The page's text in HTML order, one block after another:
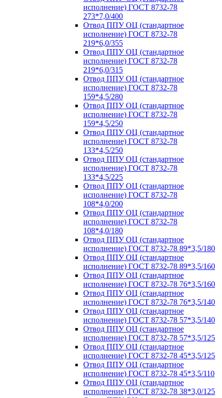
исполнение) ГОСТ 8732-78
273*7,0/400
Отвод ППУ ОЦ (стандартное
исполнение) ГОСТ 8732-78
219*6,0/355
Отвод ППУ ОЦ (стандартное
исполнение) ГОСТ 8732-78
219*6,0/315
Отвод ППУ ОЦ (стандартное
исполнение) ГОСТ 8732-78
159*4,5/280
Отвод ППУ ОЦ (стандартное
исполнение) ГОСТ 8732-78
159*4,5/250
Отвод ППУ ОЦ (стандартное
исполнение) ГОСТ 8732-78
133*4,5/250
Отвод ППУ ОЦ (стандартное
исполнение) ГОСТ 8732-78
133*4,5/225
Отвод ППУ ОЦ (стандартное
исполнение) ГОСТ 8732-78
108*4,0/200
Отвод ППУ ОЦ (стандартное
исполнение) ГОСТ 8732-78
108*4,0/180
Отвод ППУ ОЦ (стандартное
исполнение) ГОСТ 8732-78 89*3,5/180
Отвод ППУ ОЦ (стандартное
исполнение) ГОСТ 8732-78 89*3,5/160
Отвод ППУ ОЦ (стандартное
исполнение) ГОСТ 8732-78 76*3,5/160
Отвод ППУ ОЦ (стандартное
исполнение) ГОСТ 8732-78 76*3,5/140
Отвод ППУ ОЦ (стандартное
исполнение) ГОСТ 8732-78 57*3,5/140
Отвод ППУ ОЦ (стандартное
исполнение) ГОСТ 8732-78 57*3,5/125
Отвод ППУ ОЦ (стандартное
исполнение) ГОСТ 8732-78 45*3,5/125
Отвод ППУ ОЦ (стандартное
исполнение) ГОСТ 8732-78 45*3,5/110
Отвод ППУ ОЦ (стандартное
исполнение) ГОСТ 8732-78 38*3,0/125